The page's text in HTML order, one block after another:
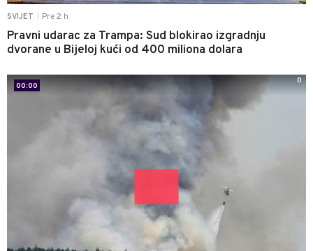
SVIJET Pre 2 h
Pravni udarac za Trampa: Sud blokirao izgradnju
dvorane u Bijeloj kući od 400 miliona dolara
00:00
0